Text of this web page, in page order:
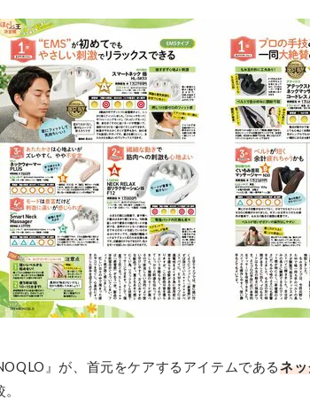
』が、首元をケアするアイテムであるネ
アテックス
アテックストール ネ
最安価格:¥